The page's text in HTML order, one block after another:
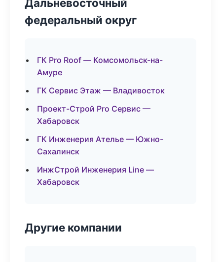
Дальневосточный
федеральный округ
ГК Pro Roof — Комсомольск-на-
Амуре
ГК Сервис Этаж — Владивосток
Проект-Строй Pro Сервис —
Хабаровск
ГК Инженерия Ателье — Южно-
Сахалинск
ИнжСтрой Инженерия Line —
Хабаровск
Другие компании